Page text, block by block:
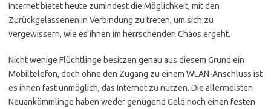
Internet bietet heute zumindest die Möglichkeit, mit den
Zurückgelassenen in Verbindung zu treten, um sich zu
vergewissern, wie es ihnen im herrschenden Chaos ergeht.
Nicht wenige Flüchtlinge besitzen genau aus diesem Grund ein
Mobiltelefon, doch ohne den Zugang zu einem WLAN-Anschluss ist
es ihnen fast unmöglich, das Internet zu nutzen. Die allermeisten
Neuankömmlinge haben weder genügend Geld noch einen festen